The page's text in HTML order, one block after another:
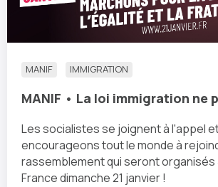
MANIF IMMIGRATION
MANIF • La loi immigration ne
Les socialistes se joignent à l'appel
encourageons tout le monde à
rassemblement qui seront organisés
France dimanche 21 janvier !